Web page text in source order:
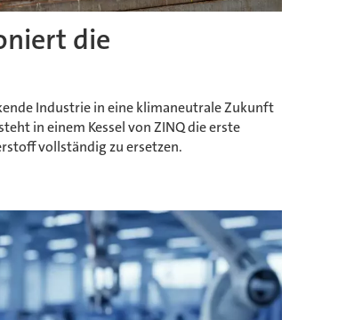
die
Industrie in eine klimaneutrale Zukunft
in einem Kessel von ZINQ die erste
vollständig zu ersetzen.